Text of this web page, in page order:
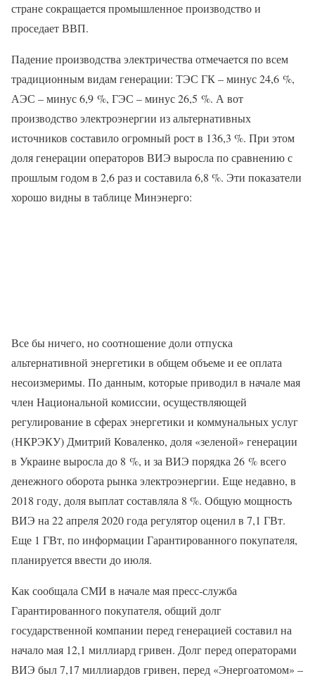
стране сокращается промышленное производство и
проседает ВВП.
Падение производства электричества отмечается по всем
традиционным видам генерации: ТЭС ГК – минус 24,6 %,
АЭС – минус 6,9 %, ГЭС – минус 26,5 %. А вот
производство электроэнергии из альтернативных
источников составило огромный рост в 136,3 %. При этом
доля генерации операторов ВИЭ выросла по сравнению с
прошлым годом в 2,6 раз и составила 6,8 %. Эти показатели
хорошо видны в таблице Минэнерго:
Все бы ничего, но соотношение доли отпуска
альтернативной энергетики в общем объеме и ее оплата
несоизмеримы. По данным, которые приводил в начале мая
член Национальной комиссии, осуществляющей
регулирование в сферах энергетики и коммунальных услуг
(НКРЭКУ) Дмитрий Коваленко, доля «зеленой» генерации
в Украине выросла до 8 %, и за ВИЭ порядка 26 % всего
денежного оборота рынка электроэнергии. Еще недавно, в
2018 году, доля выплат составляла 8 %. Общую мощность
ВИЭ на 22 апреля 2020 года регулятор оценил в 7,1 ГВт.
Еще 1 ГВт, по информации Гарантированного покупателя,
планируется ввести до июля.
Как сообщала СМИ в начале мая пресс-служба
Гарантированного покупателя, общий долг
государственной компании перед генерацией составил на
начало мая 12,1 миллиард гривен. Долг перед операторами
ВИЭ был 7,17 миллиардов гривен, перед «Энергоатомом» –